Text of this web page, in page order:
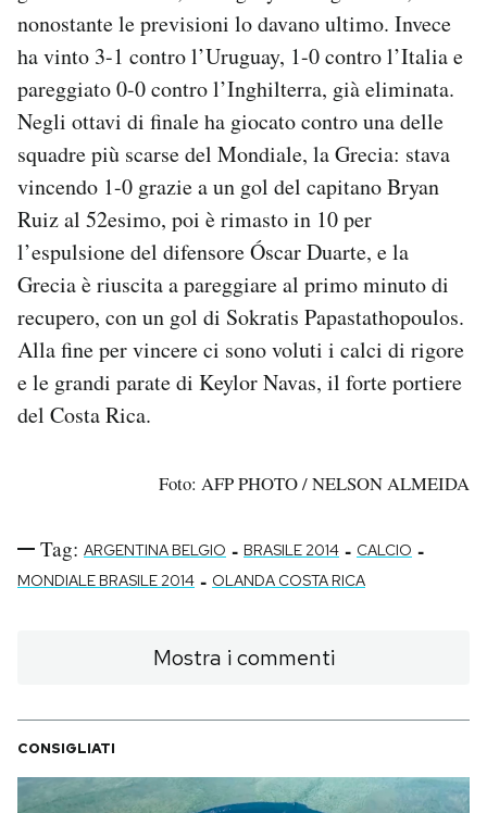
nonostante le previsioni lo davano ultimo. Invece
ha vinto 3-1 contro l’Uruguay, 1-0 contro l’Italia e
pareggiato 0-0 contro l’Inghilterra, già eliminata.
Negli ottavi di finale ha giocato contro una delle
squadre più scarse del Mondiale, la Grecia: stava
vincendo 1-0 grazie a un gol del capitano Bryan
Ruiz al 52esimo, poi è rimasto in 10 per
l’espulsione del difensore Óscar Duarte, e la
Grecia è riuscita a pareggiare al primo minuto di
recupero, con un gol di Sokratis Papastathopoulos.
Alla fine per vincere ci sono voluti i calci di rigore
e le grandi parate di Keylor Navas, il forte portiere
del Costa Rica.
Foto: AFP PHOTO / NELSON ALMEIDA
Tag: ARGENTINA BELGIO - BRASILE 2014 - CALCIO -
MONDIALE BRASILE 2014 - OLANDA COSTA RICA
Mostra i commenti
CONSIGLIATI